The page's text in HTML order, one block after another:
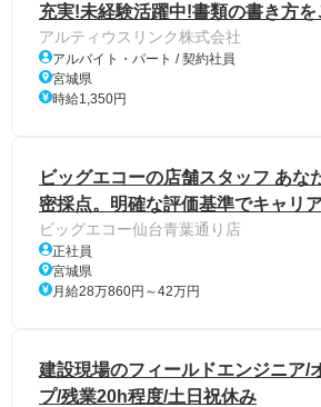
充実!未経験活躍中!書類の書き方
アルティウスリンク株式会社
アルバイト・パート / 契約社員
宮城県
時給1,350円
ビッグエコーの店舗スタッフ あな
密採点。明確な評価基準でキャリ
ビッグエコー仙台青葉通り店
正社員
宮城県
月給28万860円～42万円
建設現場のフィールドエンジニア/
プ/残業20h程度/土日祝休み